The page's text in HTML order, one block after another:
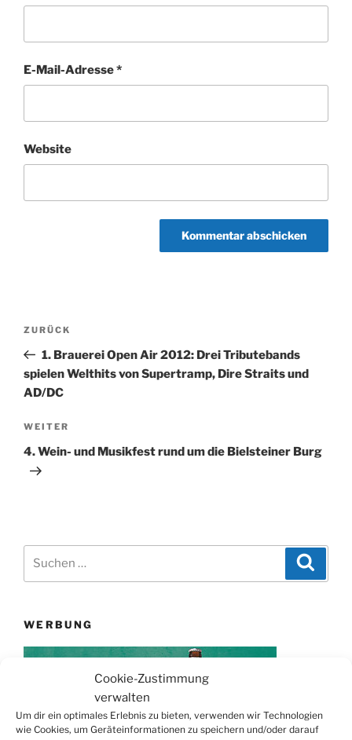
Cookie-Zustimmung
verwalten
Um dir ein optimales Erlebnis zu bieten, verwenden wir Technologien
wie Cookies, um Geräteinformationen zu speichern und/oder darauf
E-Mail-Adresse*
Website
Beitragsnavigation
Vorheriger
Beitrag
ZURÜCK
1. Brauerei Open Air 2012: Drei Tributebands
spielen Welthits von Supertramp, Dire Straits und
AD/DC
Nächster
Beitrag
WEITER
4. Wein- und Musikfest rund um die Bielsteiner Burg
WERBUNG